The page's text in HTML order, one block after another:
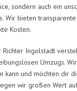
sondern auch ein
Wir bieten
Kosten.
Richter Ingolstadt
Umzugs.
kann und möchten dir
wir großen Wert